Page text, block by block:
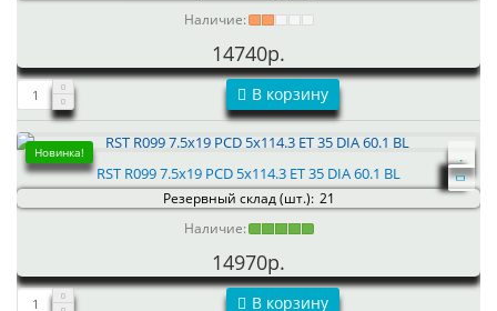
Наличие:
14740р.
В корзину
Новинка!
RST R099 7.5x19 PCD 5x114.3 ET 35 DIA 60.1 BL
Резервный склад (шт.): 21
Наличие:
14970р.
В корзину